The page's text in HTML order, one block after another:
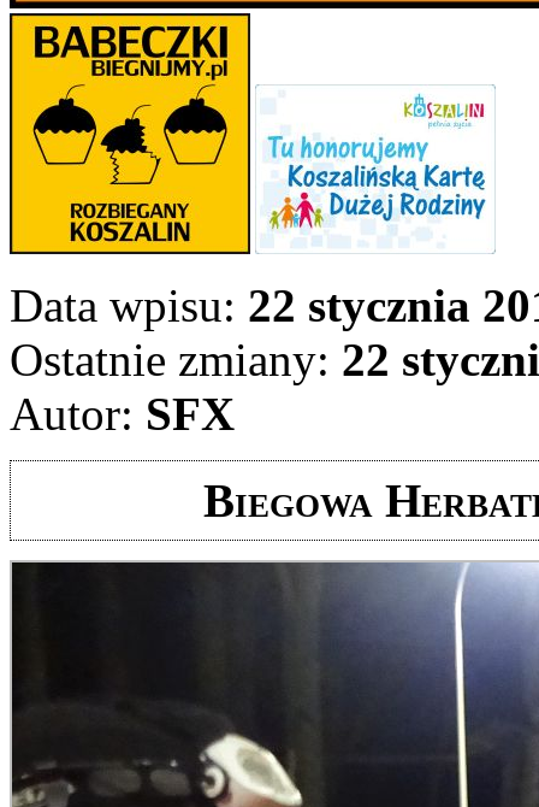
Data wpisu: 22 stycznia
Ostatnie zmiany: 22
Autor: SFX
Biegowa